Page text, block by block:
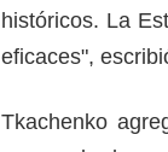
históricos. La
eficaces",
Tkachenko